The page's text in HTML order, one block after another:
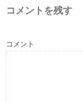
コメントを残す
コメント